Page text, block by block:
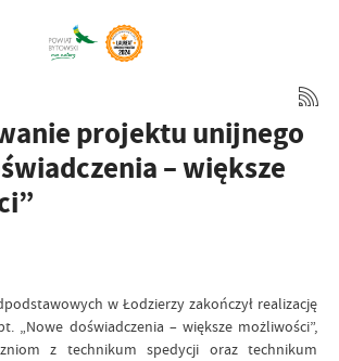
projektu unijnego
– większe
w Łodzierzy zakończył realizację
„Nowe doświadczenia – większe możliwości”,
z technikum spedycji oraz technikum